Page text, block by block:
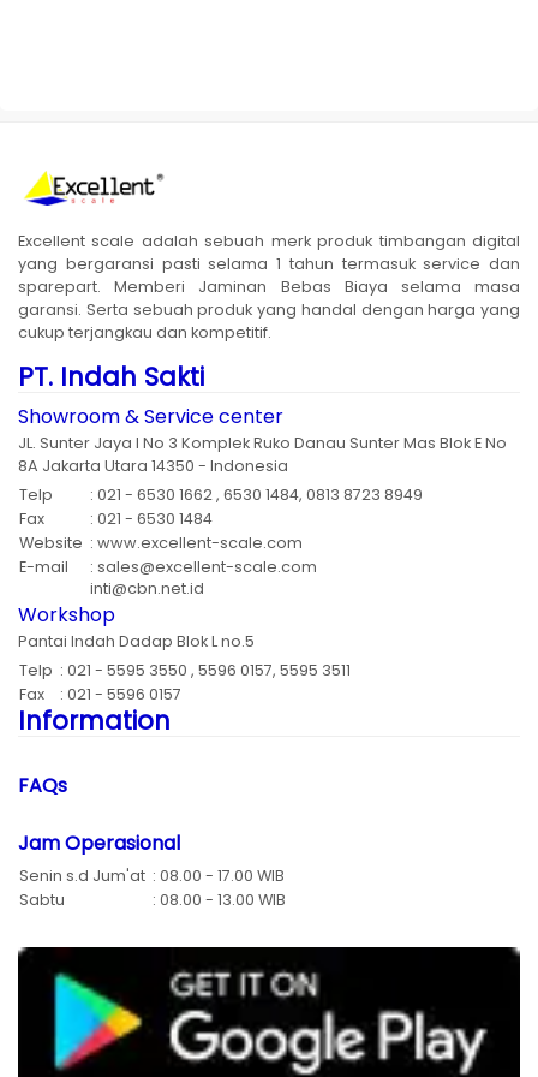
Excellent scale adalah sebuah merk produk timbangan digital
yang bergaransi pasti selama 1 tahun termasuk service dan
sparepart. Memberi Jaminan Bebas Biaya selama masa
garansi. Serta sebuah produk yang handal dengan harga yang
cukup terjangkau dan kompetitif.
PT. Indah Sakti
Showroom & Service center
JL. Sunter Jaya I No 3 Komplek Ruko Danau Sunter Mas Blok E No
8A Jakarta Utara 14350 - Indonesia
Telp
: 021 - 6530 1662 , 6530 1484, 0813 8723 8949
Fax
: 021 - 6530 1484
Website : www.excellent-scale.com
E-mail
: sales@excellent-scale.com
inti@cbn.net.id
Workshop
Pantai Indah Dadap Blok L no.5
Telp : 021 - 5595 3550 , 5596 0157, 5595 3511
Fax
: 021 - 5596 0157
Information
FAQs
Jam Operasional
Senin s.d Jum'at : 08.00 - 17.00 WIB
Sabtu
: 08.00 - 13.00 WIB